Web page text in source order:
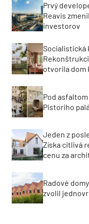
Prvý
Reavis
investorov
Socialistická
otvorila dom
Pod
Pistoriho
Jeden z
Získa citlivá
cenu za
Radové
zvolil